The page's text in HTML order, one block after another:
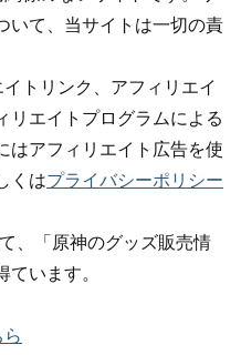
いて、当サイトは一切の責
トリンク、アフィリエイ
リエイトプログラムによる
はアフィリエイト広告を使
くはプライバシーポリシー
、「原神のグッズ販売情
います。